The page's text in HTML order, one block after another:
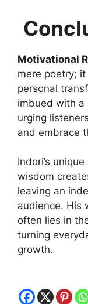
Motivational
mere poetry;
personal
imbued with a
urging
and embrace
Indori’s
wisdom
leaving an
audience. His
often lies in
turning
growth.